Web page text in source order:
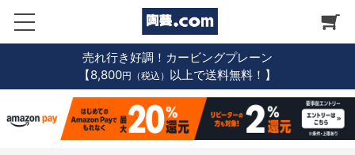
売れ行き好調！カービングプレーン
【8,800円（税込） 以上で送料無料！】